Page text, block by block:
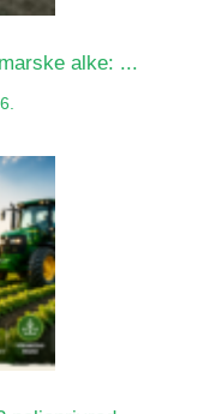
alke: ...